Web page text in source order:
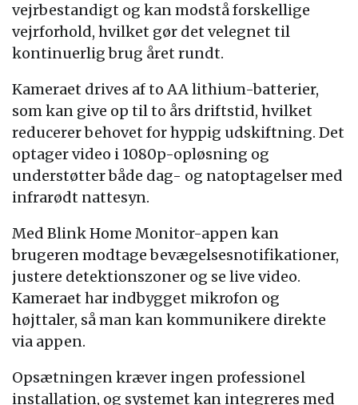
vejrbestandigt og kan modstå forskellige
vejrforhold, hvilket gør det velegnet til
kontinuerlig brug året rundt.
Kameraet drives af to AA lithium-batterier,
som kan give op til to års driftstid, hvilket
reducerer behovet for hyppig udskiftning. Det
optager video i 1080p-opløsning og
understøtter både dag- og natoptagelser med
infrarødt nattesyn.
Med Blink Home Monitor-appen kan
brugeren modtage bevægelsesnotifikationer,
justere detektionszoner og se live video.
Kameraet har indbygget mikrofon og
højttaler, så man kan kommunikere direkte
via appen.
Opsætningen kræver ingen professionel
installation, og systemet kan integreres med